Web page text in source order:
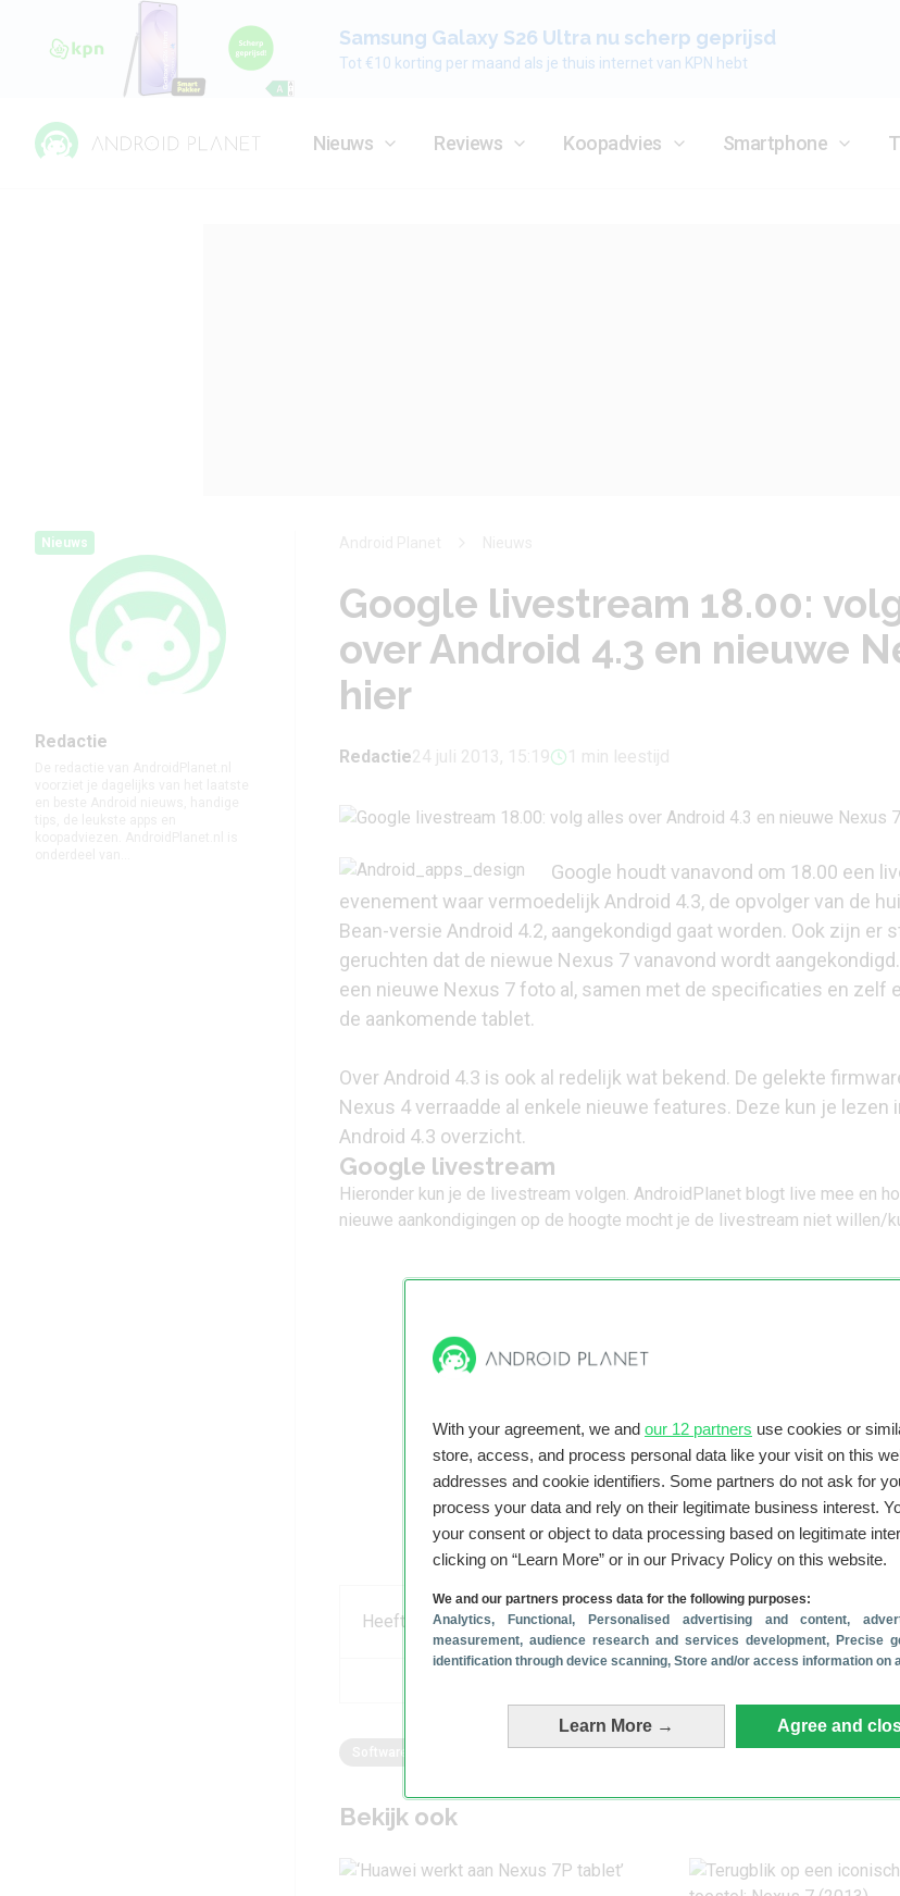
With your agreement, we and our 12 partners use cookies or
store, access, and process personal data like your visit on this
addresses and cookie identifiers. Some partners do not ask for
process your data and rely on their legitimate business interest.
your consent or object to data processing based on legitimate
clicking on “Learn More” or in our Privacy Policy on this website.
We and our partners process data for the following purposes:
Analytics, Functional , Personalised advertising and content,
measurement, audience research and services development, Precise
identification through device scanning, Store and/or access information on
Learn More → Agree and
Samsung Galaxy S26 Ultra nu scherp geprijsd
Tot €10 korting per maand als je thuis internet van KPN hebt
Nieuws Reviews Koopadvies Smartphone
Nieuws
Redactie
Google livestream 18.00:
over Android 4.3 en nieuwe
hier
Redactie24 juli 2013, 15:19 1 min leestijd
Google houdt vanavond om 18.00 een
evenement waar vermoedelijk Android 4.3, de opvolger van de
Bean-versie Android 4.2, aangekondigd gaat worden. Ook zijn er
geruchten dat de niewue Nexus 7 vanavond wordt
een nieuwe Nexus 7 foto al, samen met de specificaties en zelf
de aankomende tablet.
Over Android 4.3 is ook al redelijk wat bekend. De gelekte
Nexus 4 verraadde al enkele nieuwe features. Deze kun je lezen
Android 4.3 overzicht.
Google livestream
Hieronder kun je de livestream volgen. AndroidPlanet blogt live mee en
nieuwe aankondigingen op de hoogte mocht je de livestream niet willen/
Heeft dit artikel je geholpen?
Android Tablets Asus Asus Nexus 7
Bekijk ook